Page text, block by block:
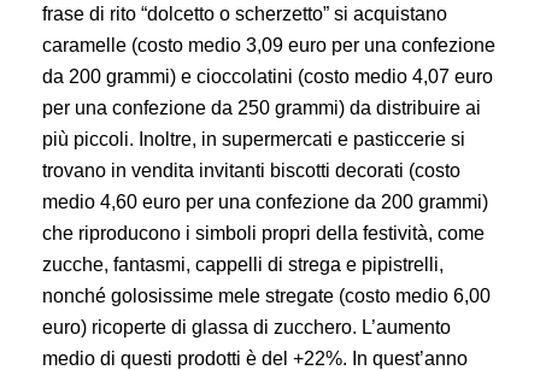
frase di rito “dolcetto o scherzetto” si acquistano
caramelle (costo medio 3,09 euro per una confezione
da 200 grammi) e cioccolatini (costo medio 4,07 euro
per una confezione da 250 grammi) da distribuire ai
più piccoli. Inoltre, in supermercati e pasticcerie si
trovano in vendita invitanti biscotti decorati (costo
medio 4,60 euro per una confezione da 200 grammi)
che riproducono i simboli propri della festività, come
zucche, fantasmi, cappelli di strega e pipistrelli,
nonché golosissime mele stregate (costo medio 6,00
euro) ricoperte di glassa di zucchero. L’aumento
medio di questi prodotti è del +22%. In quest’anno